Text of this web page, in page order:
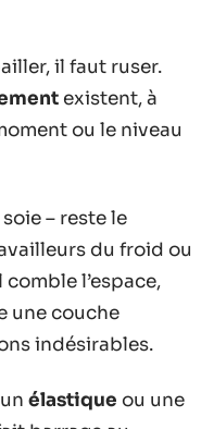
il faut ruser.
existent, à
ou le niveau
– reste le
du froid ou
l’espace,
une couche
indésirables.
élastique ou une